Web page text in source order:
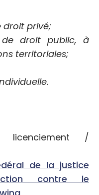
droit privé;
de droit public, à
territoriales;
licenciement /
de la justice
contre le